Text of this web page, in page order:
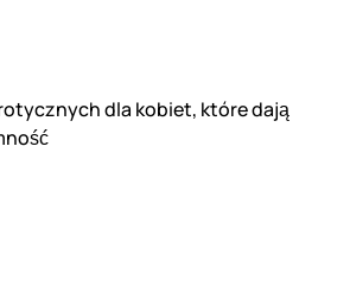
dla kobiet, które dają